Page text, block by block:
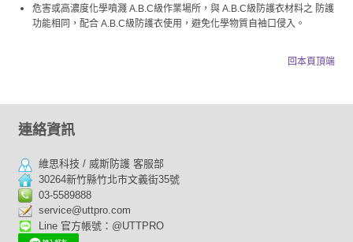
危害或高濃度化學噴濺 A.B.C級作業場所，與 A.B.C級防護衣材料之 防護
功能相同，配合 A.B.C級防護衣使用，避免化學物質自袖口侵入。
回本頁頂端
連絡資訊
維思科技 / 威斯防護 客服部
30264新竹縣竹北市文義街35號
03-5589888
service@uttpro.com
Line 官方帳號：@UTTPRO